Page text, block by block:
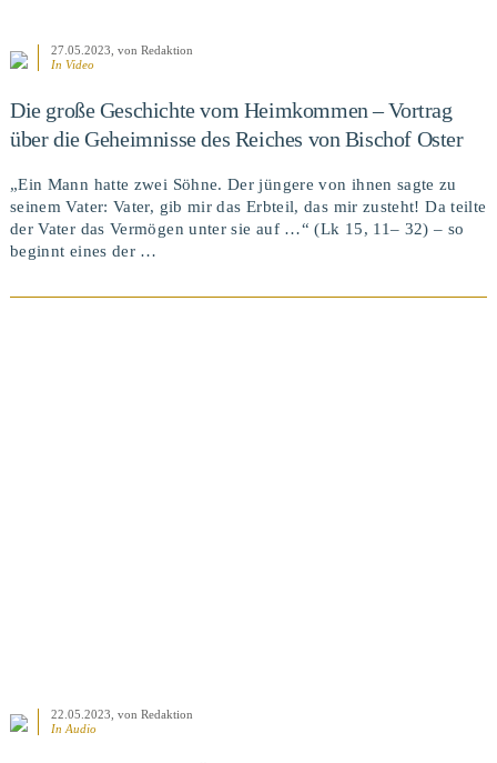
27.05.2023 , von Redaktion
In Video
Die große Geschichte vom Heimkommen – Vortrag
über die Geheimnisse des Reiches von Bischof Oster
„Ein Mann hatte zwei Söhne. Der jüngere von ihnen sagte zu
seinem Vater: Vater, gib mir das Erbteil, das mir zusteht! Da teilte
der Vater das Vermögen unter sie auf …“ (Lk 15, 11– 32) – so
beginnt eines der …
22.05.2023 , von Redaktion
In Audio